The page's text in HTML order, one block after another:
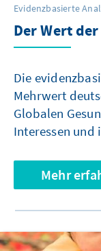
Evidenzbasierte
Der Wert
Die
Mehrwert
Globalen
Interessen
Mehr